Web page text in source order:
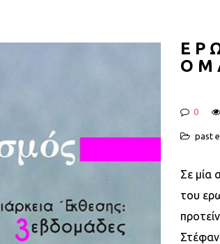
0
past
Σε μία
του